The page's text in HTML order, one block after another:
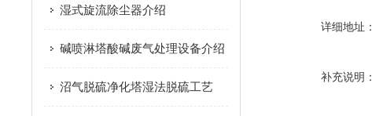
湿式旋流除尘器介绍
碱喷淋塔酸碱废气处理设备介绍
沼气脱硫净化塔湿法脱硫工艺
详细地址：
补充说明：